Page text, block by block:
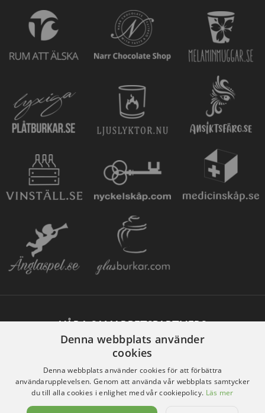
VÅRA SAMARBETSPARTNERS
Denna webbplats använder
cookies
Denna webbplats använder cookies för att förbättra
användarupplevelsen. Genom att använda vår webbplats samtycker
du till alla cookies i enlighet med vår cookiepolicy. Läs mer